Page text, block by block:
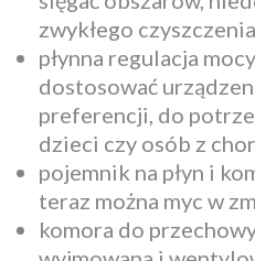
zwykłego czyszczenia.
płynna regulacja
dostosować
preferencji, do
dzieci czy osób z
pojemnik na płyn i
teraz można myc w
komora do